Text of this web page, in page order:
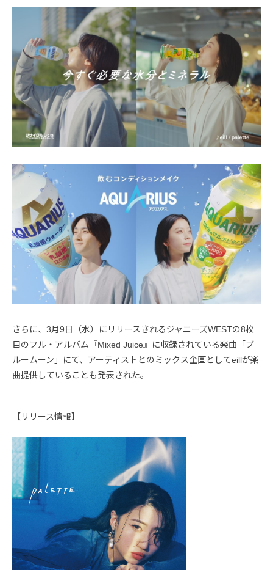
さらに、3月9日（水）にリリースされるジャニーズWESTの8枚
目のフル・アルバム『Mixed Juice』に収録されている楽曲「ブ
ルームーン」にて、アーティストとのミックス企画としてeillが楽
曲提供していることも発表された。
【リリース情報】